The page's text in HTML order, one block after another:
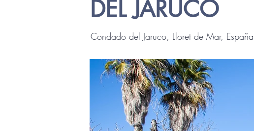
DEL JARUCO
Condado del Jaruco, Lloret de Mar, España